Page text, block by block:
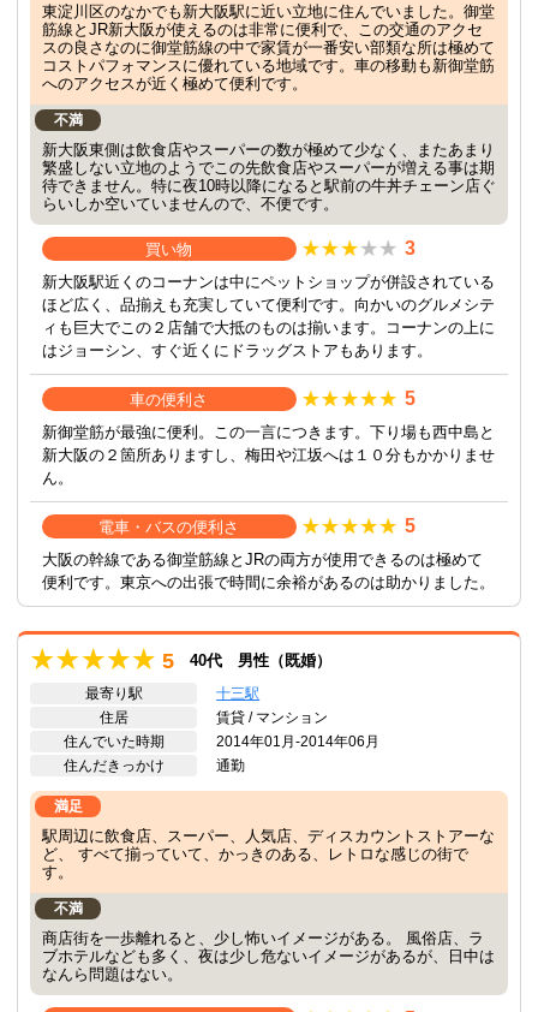
東淀川区のなかでも新大阪駅に近い立地に住んでいました。御堂
筋線とJR新大阪が使えるのは非常に便利で、この交通のアクセ
スの良さなのに御堂筋線の中で家賃が一番安い部類な所は極めて
コストパフォマンスに優れている地域です。車の移動も新御堂筋
へのアクセスが近く極めて便利です。
不満
新大阪東側は飲食店やスーパーの数が極めて少なく、またあまり
繁盛しない立地のようでこの先飲食店やスーパーが増える事は期
待できません。特に夜10時以降になると駅前の牛丼チェーン店ぐ
らいしか空いていませんので、不便です。
買い物 3
新大阪駅近くのコーナンは中にペットショップが併設されている
ほど広く、品揃えも充実していて便利です。向かいのグルメシテ
ィも巨大でこの２店舗で大抵のものは揃います。コーナンの上に
はジョーシン、すぐ近くにドラッグストアもあります。
車の便利さ 5
新御堂筋が最強に便利。この一言につきます。下り場も西中島と
新大阪の２箇所ありますし、梅田や江坂へは１０分もかかりませ
ん。
電車・バスの便利さ 5
大阪の幹線である御堂筋線とJRの両方が使用できるのは極めて
便利です。東京への出張で時間に余裕があるのは助かりました。
5 40代 男性（既婚）
最寄り駅
十三駅
住居
賃貸 / マンション
住んでいた時期
2014年01月-2014年06月
住んだきっかけ
通勤
満足
駅周辺に飲食店、スーパー、人気店、ディスカウントストアーな
ど、 すべて揃っていて、かっきのある、レトロな感じの街で
す。
不満
商店街を一歩離れると、少し怖いイメージがある。 風俗店、ラ
ブホテルなども多く、夜は少し危ないイメージがあるが、日中は
なんら問題はない。